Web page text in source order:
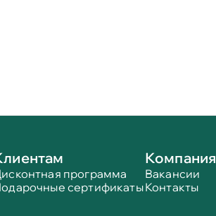
программа
сертификаты
Компания
Вакансии
Контакты